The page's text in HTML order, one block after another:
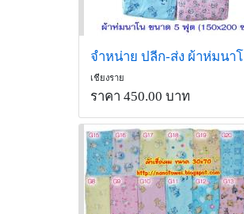
เชียงราย
ราคา 450.00 บาท